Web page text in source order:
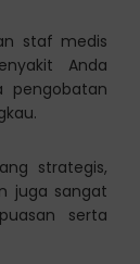
staf medis
Anda
pengobatan
strategis,
juga sangat
serta